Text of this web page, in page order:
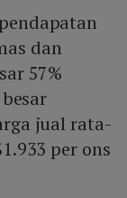
dan
57%
jual rata-
per ons